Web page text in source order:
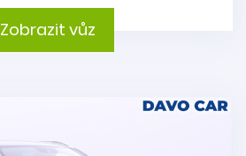
Zobrazit vůz